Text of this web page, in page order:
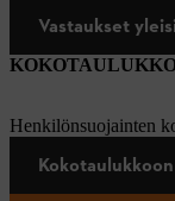
Vastaukset
Henkilönsuojainten
Kokotaulukkoon